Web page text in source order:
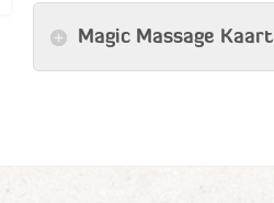
Magic Massage Kaart